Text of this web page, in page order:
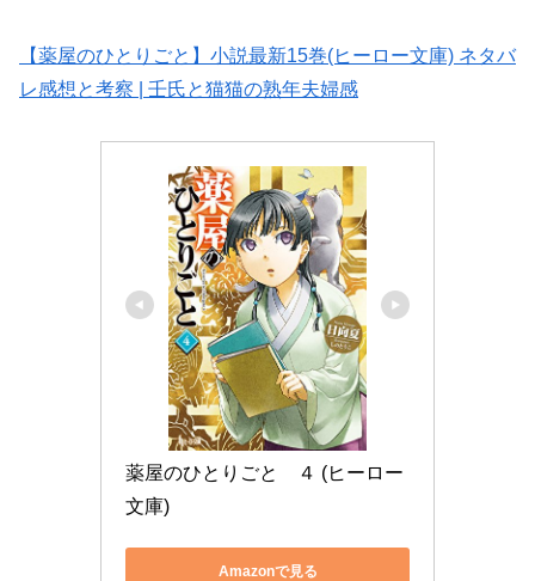
【薬屋のひとりごと】小説最新15巻(ヒーロー文庫) ネタバ
レ感想と考察 | 壬氏と猫猫の熟年夫婦感
薬屋のひとりごと　４ (ヒーロー
文庫)
Amazonで見る